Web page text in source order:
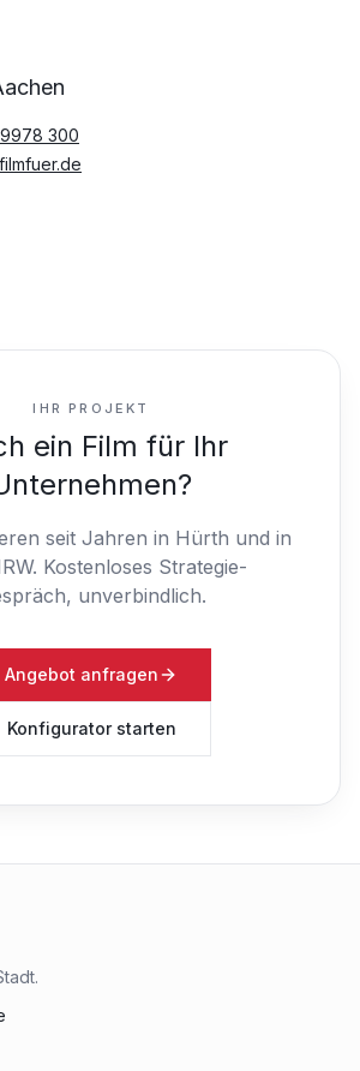
300
IHR PROJEKT
ein Film für Ihr
seit Jahren in Hürth und in
Kostenloses Strategie-
unverbindlich.
Angebot anfragen
Konfigurator starten